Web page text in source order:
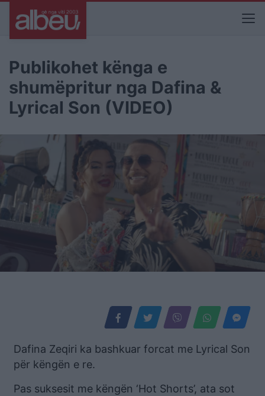
Publikohet kënga e
shumëpritur nga Dafina &
Lyrical Son (VIDEO)
Dafina Zeqiri ka bashkuar forcat me Lyrical Son
për këngën e re.
Pas suksesit me këngën ‘Hot Shorts’, ata sot